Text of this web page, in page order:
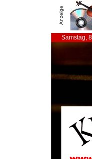
Anzeige
Samstag,